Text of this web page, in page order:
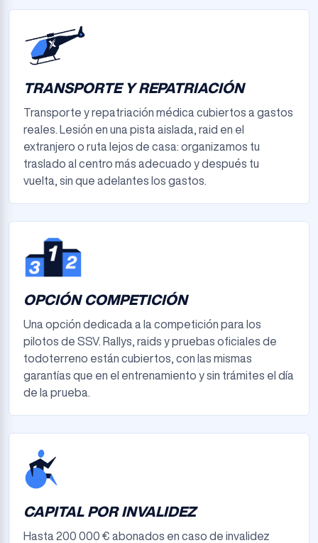
TRANSPORTE Y REPATRIACIÓN
Transporte y repatriación médica cubiertos a gastos
reales. Lesión en una pista aislada, raid en el
extranjero o ruta lejos de casa: organizamos tu
traslado al centro más adecuado y después tu
vuelta, sin que adelantes los gastos.
OPCIÓN COMPETICIÓN
Una opción dedicada a la competición para los
pilotos de SSV. Rallys, raids y pruebas oficiales de
todoterreno están cubiertos, con las mismas
garantías que en el entrenamiento y sin trámites el día
de la prueba.
CAPITAL POR INVALIDEZ
Hasta 200 000 € abonados en caso de invalidez